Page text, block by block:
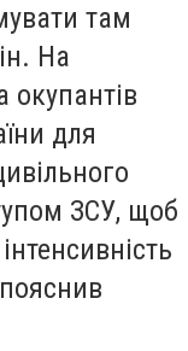
там
На
для
ЗСУ, щоб